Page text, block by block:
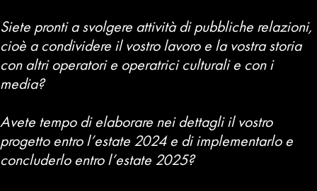
Siete pronti a svolgere attività di pubbliche relazioni,
cioè a condividere il vostro lavoro e la vostra storia
con altri operatori e operatrici culturali e con i
media?
Avete tempo di elaborare nei dettagli il vostro
progetto entro l’estate 2024 e di implementarlo e
concluderlo entro l’estate 2025?